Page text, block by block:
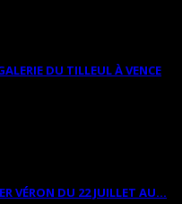
DU TILLEUL À VENCE
VÉRON DU 22 JUILLET AU...